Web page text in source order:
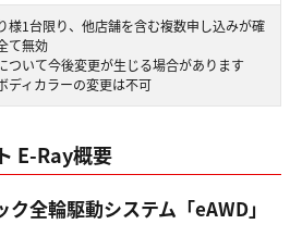
様1台限り、他店舗を含む複数申し込みが確
て無効
ついて今後変更が生じる場合があります
ディカラーの変更は不可
E-Ray概要
全輪駆動システム「eAWD」